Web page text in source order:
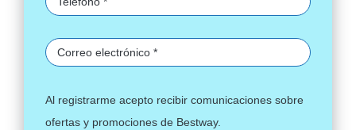
Al registrarme acepto recibir comunicaciones sobre
ofertas y promociones de Bestway.